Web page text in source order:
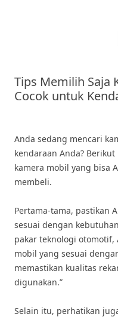
Tips Memilih Saja
Cocok untuk
Anda sedang mencari
kendaraan Anda?
kamera mobil yang bisa
membeli.
Pertama-tama, pastikan
sesuai dengan
pakar teknologi otomotif,
mobil yang sesuai
memastikan kualitas
digunakan.”
Selain itu, perhatikan